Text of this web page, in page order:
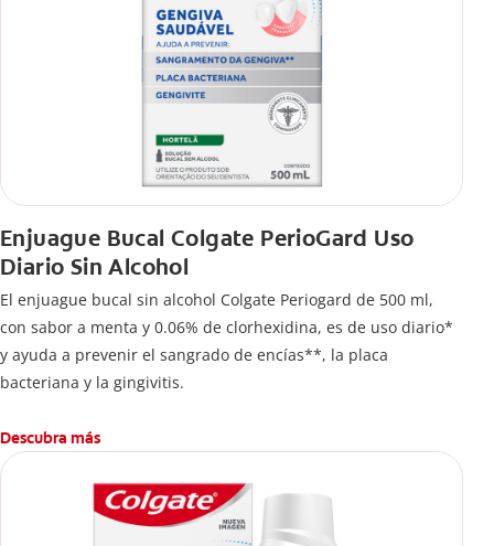
Enjuague Bucal Colgate PerioGard Uso
Diario Sin Alcohol
El enjuague bucal sin alcohol Colgate Periogard de 500 ml,
con sabor a menta y 0.06% de clorhexidina, es de uso diario*
y ayuda a prevenir el sangrado de encías**, la placa
bacteriana y la gingivitis.
Descubra más